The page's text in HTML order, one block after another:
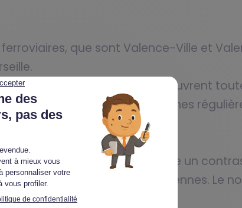
que sont Valence-Ville et
Citéa, dont les trajets couvrent
Le réseau possède 20 lignes
trentaine de quartiers. Il existe un
habités par les classes moyennes. Le
sont des appartements.